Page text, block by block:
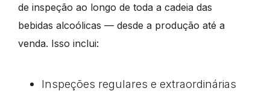
de inspeção ao longo de toda a cadeia das
bebidas alcoólicas — desde a produção até a
venda. Isso inclui:
Inspeções regulares e extraordinárias